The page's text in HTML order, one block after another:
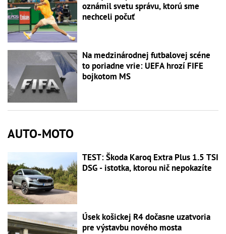
oznámil svetu správu, ktorú sme
nechceli počuť
Na medzinárodnej futbalovej scéne
to poriadne vrie: UEFA hrozí FIFE
bojkotom MS
AUTO-MOTO
TEST: Škoda Karoq Extra Plus 1.5 TSI
DSG - istotka, ktorou nič nepokazíte
Úsek košickej R4 dočasne uzatvoria
pre výstavbu nového mosta